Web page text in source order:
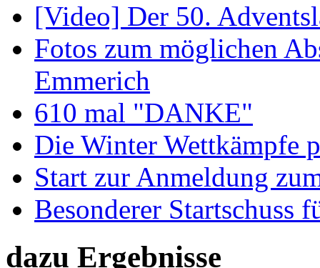
[Video] Der 50.
Fotos zum möglichen
Emmerich
610 mal "DANKE"
Die Winter Wettkämpfe
Start zur Anmeldung
Besonderer Startschuss
dazu Ergebnisse